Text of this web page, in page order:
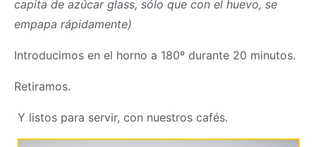
capita de azúcar glass, sólo que con el huevo, se
empapa rápidamente)
Introducimos en el horno a 180º durante 20 minutos.
Retiramos.
Y listos para servir, con nuestros cafés.